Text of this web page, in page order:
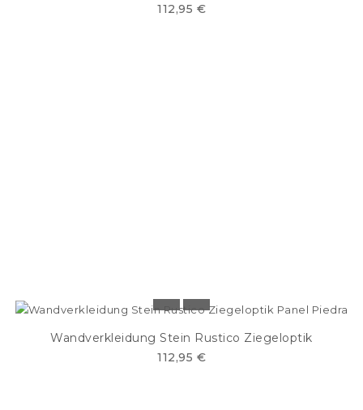
112,95 €
Wandverkleidung Stein Rustico Ziegeloptik
112,95 €